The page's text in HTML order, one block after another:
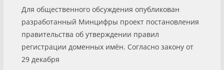
Для общественного обсуждения опубликован
разработанный Минцифры проект постановления
правительства об утверждении правил
регистрации доменных имён. Согласно закону от
29 декабря